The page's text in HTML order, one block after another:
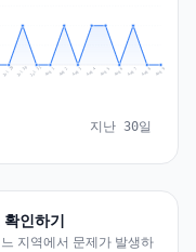
Jul 29 Jul 30 Jul 31 Aug 1 Aug 2 Aug 3 Aug 4 Aug 5 Aug 6 Aug 7 Aug 8 Aug 9
지난 30일
인하기
지역에서 문제가 발생하